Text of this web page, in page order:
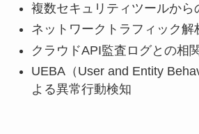
複数セキュリティツールから
ネットワークトラフィック解
クラウドAPI監査ログとの相
UEBA（User and Entity
よる異常行動検知